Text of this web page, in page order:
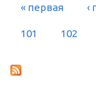
« первая ‹
101 102